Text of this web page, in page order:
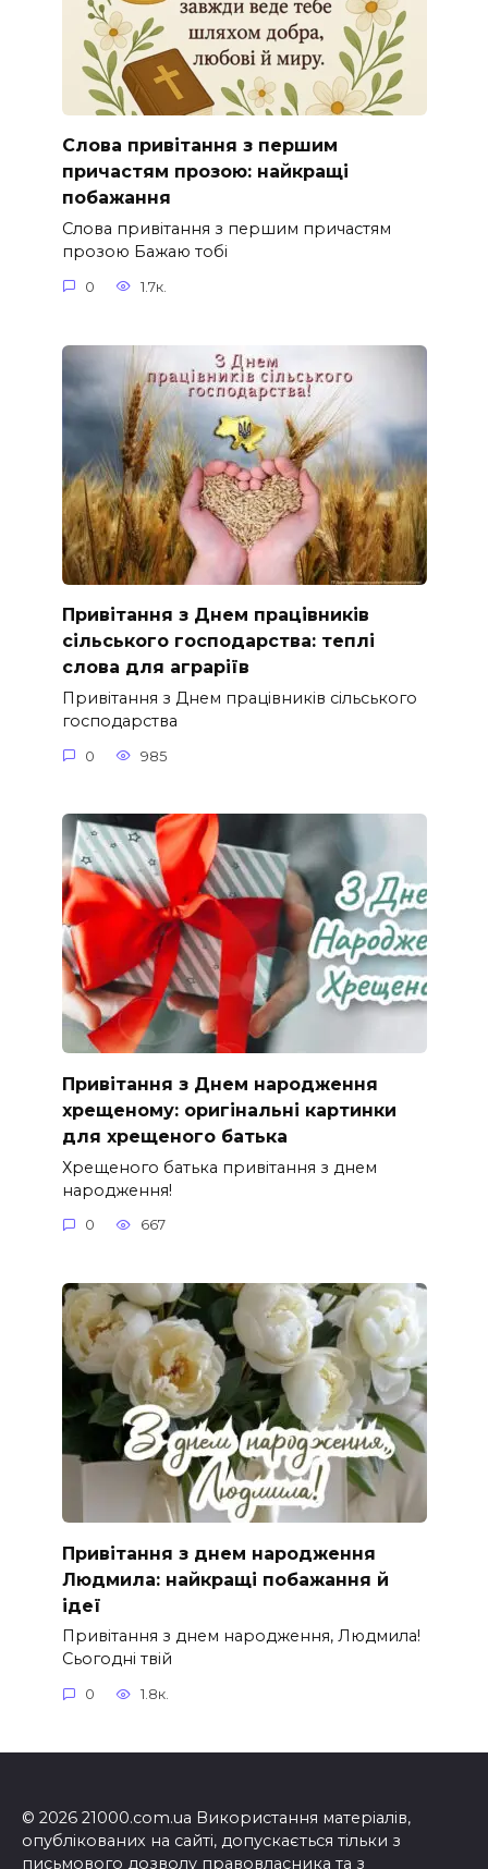
Слова привітання з першим
причастям прозою: найкращі
побажання
Слова привітання з першим причастям
прозою Бажаю тобі
0 1.7к.
Привітання з Днем працівників
сільського господарства: теплі
слова для аграріїв
Привітання з Днем працівників сільського
господарства
0 985
Привітання з Днем народження
хрещеному: оригінальні картинки
для хрещеного батька
Хрещеного батька привітання з днем
народження!
0 667
Привітання з днем народження
Людмила: найкращі побажання й
ідеї
Привітання з днем народження, Людмила!
Сьогодні твій
0 1.8к.
© 2026 21000.com.ua Використання матеріалів,
опублікованих на сайті, допускається тільки з
письмового дозволу правовласника та з